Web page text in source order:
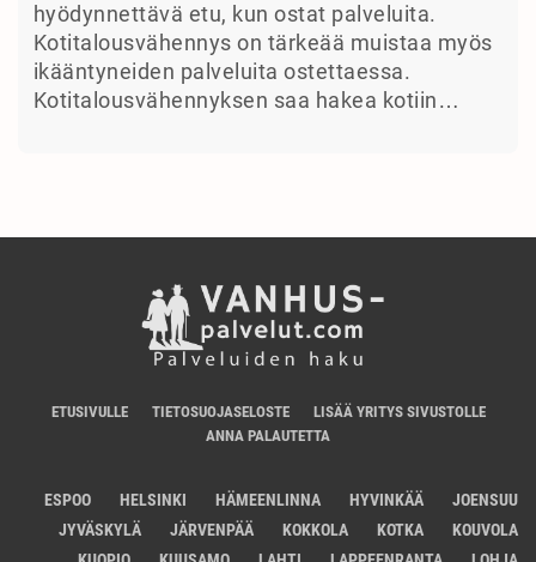
hyödynnettävä etu, kun ostat palveluita.
Kotitalousvähennys on tärkeää muistaa myös
ikääntyneiden palveluita ostettaessa.
Kotitalousvähennyksen saa hakea kotiin…
ETUSIVULLE TIETOSUOJASELOSTE
LISÄÄ YRITYS SIVUSTOLLE
ANNA PALAUTETTA
ESPOO HELSINKI HÄMEENLINNA HYVINKÄÄ
JOENSUU
JYVÄSKYLÄ
JÄRVENPÄÄ KOKKOLA KOTKA
KOUVOLA